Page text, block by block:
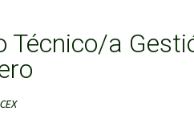
Técnico/a